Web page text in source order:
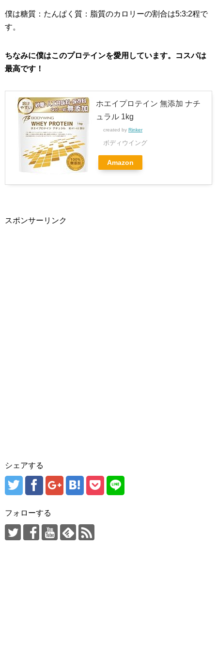
僕は糖質：たんぱく質：脂質のカロリーの割合は5:3:2程で
す。
ちなみに僕はこのプロテインを愛用しています。コスパは
最高です！
ホエイプロテイン 無添加 ナチ
ュラル 1kg
created by Rinker
ボディウイング
Amazon
スポンサーリンク
シェアする
フォローする